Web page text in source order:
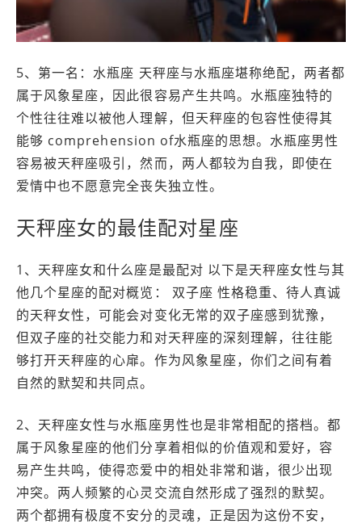
5、第一名：水瓶座 天秤座与水瓶座堪称绝配，两者都
属于风象星座，因此很容易产生共鸣。水瓶座独特的
个性往往难以被他人理解，但天秤座的包容性使得其
能够 comprehension of水瓶座的思想。水瓶座男性
容易被天秤座吸引，然而，两人都较为自我，即使在
爱情中也不愿意完全丧失独立性。
天秤座女的最佳配对星座
1、天秤座女和什么座是最配对 以下是天秤座女性与其
他几个星座的配对概览： 双子座 性格稳重、待人真诚
的天秤女性，可能会对变化无常的双子座感到犹豫，
但双子座的社交能力和对天秤座的深刻理解，往往能
够打开天秤座的心扉。作为风象星座，你们之间有着
自然的默契和共同点。
2、天秤座女性与水瓶座男性也是非常相配的搭档。都
属于风象星座的他们分享着相似的价值观和爱好，容
易产生共鸣，使得恋爱中的相处非常和谐，很少出现
冲突。两人频繁的心灵交流自然形成了强烈的默契。
两个都拥有极度不安分的灵魂，正是因为这份不安，